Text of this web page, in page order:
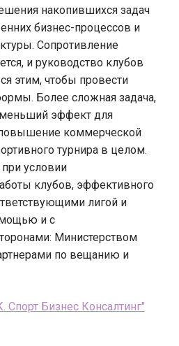
накопившихся задач
бизнес-процессов и
Сопротивление
и руководство клубов
этим, чтобы провести
Более сложная задача,
эффект для
коммерческой
турнира в целом.
условии
клубов, эффективного
лигой и
и с
Министерством
по вещанию и
Спорт Бизнес Консалтинг"